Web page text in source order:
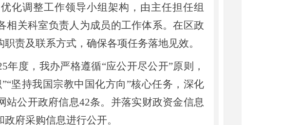
化调整工作领导小组架构，由主任担任组
相关科室负责人为成员的工作体系。在区政
责及联系方式，确保各项任务落地见效。
度，我办严格遵循“应公开尽公开”原则，
坚持我国宗教中国化方向”核心任务，深化
站公开政府信息42条。并落实财政资金信息
府采购信息进行公开。